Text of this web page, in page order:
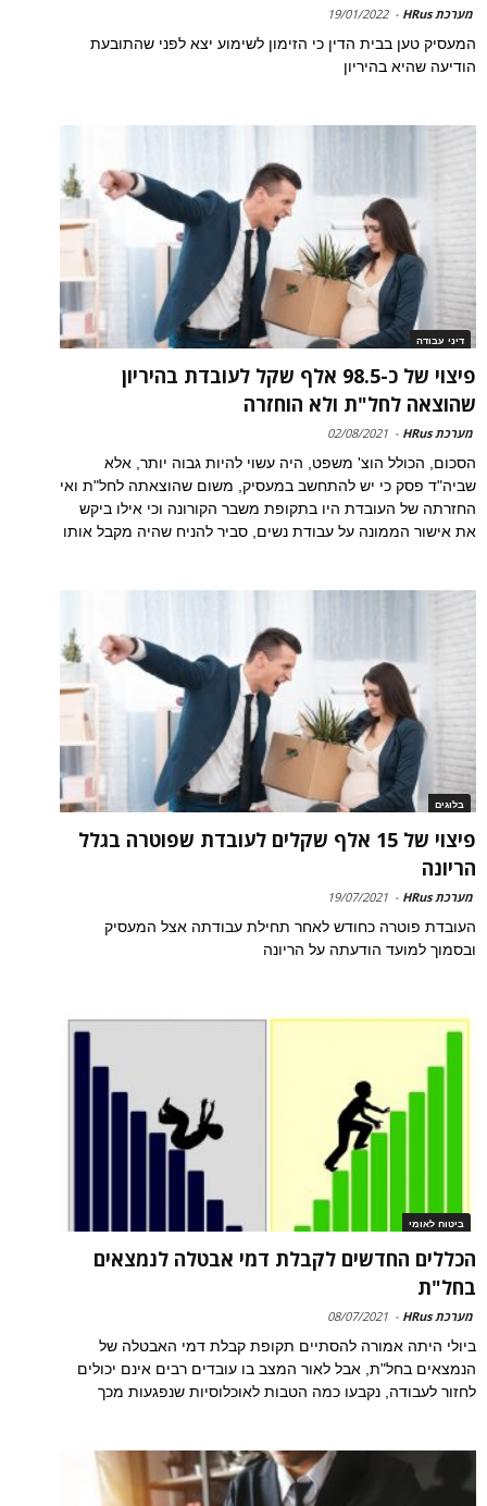
מערכת HRus -
19/01/2022
המעסיק טען בבית הדין כי הזימון לשימוע יצא לפני שהתובעת
הודיעה שהיא בהיריון
דיני עבודה
פיצוי של כ-98.5 אלף שקל לעובדת בהיריון
שהוצאה לחל"ת ולא הוחזרה
מערכת HRus -
02/08/2021
הסכום, הכולל הוצ' משפט, היה עשוי להיות גבוה יותר, אלא
שביה"ד פסק כי יש להתחשב במעסיק, משום שהוצאתה לחל"ת ואי
החזרתה של העובדת היו בתקופת משבר הקורונה וכי אילו ביקש
את אישור הממונה על עבודת נשים, סביר להניח שהיה מקבל אותו
בלוגים
פיצוי של 15 אלף שקלים לעובדת שפוטרה בגלל
הריונה
מערכת HRus -
19/07/2021
העובדת פוטרה כחודש לאחר תחילת עבודתה אצל המעסיק
ובסמוך למועד הודעתה על הריונה
ביטוח לאומי
הכללים החדשים לקבלת דמי אבטלה לנמצאים
בחל"ת
מערכת HRus -
08/07/2021
ביולי היתה אמורה להסתיים תקופת קבלת דמי האבטלה של
הנמצאים בחל"ת, אבל לאור המצב בו עובדים רבים אינם יכולים
לחזור לעבודה, נקבעו כמה הטבות לאוכלוסיות שנפגעות מכך